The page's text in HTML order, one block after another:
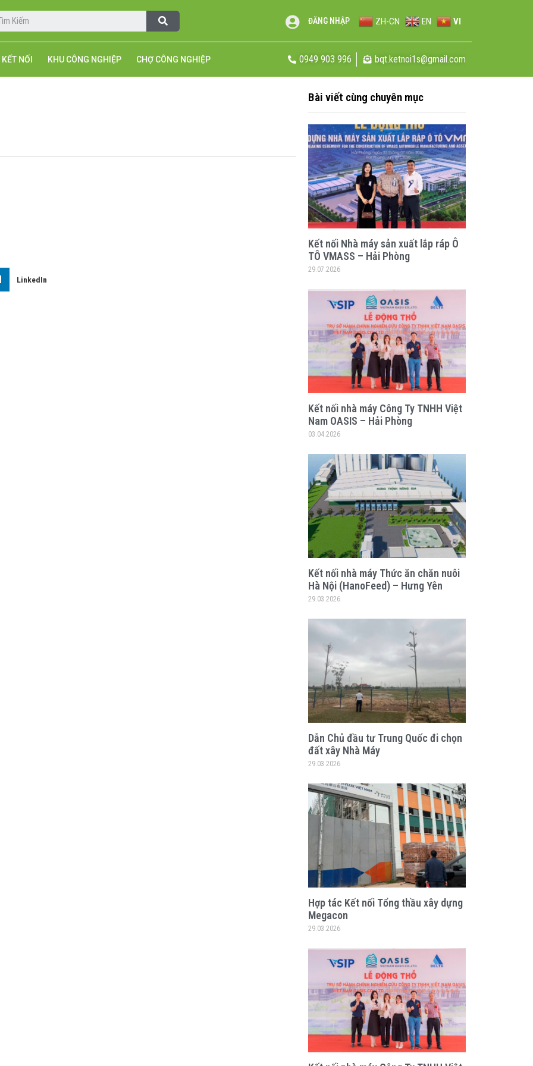
ĐĂNG NHẬP ZH-CN EN VI
KẾT NỐI KHU CÔNG NGHIỆP CHỢ CÔNG NGHIỆP 0949 903 996 bqt.ketnoi1s@gmail.com
LinkedIn
Bài viết cùng chuyên mục
Kết nối Nhà máy sản xuất lắp ráp Ô
TÔ VMASS – Hải Phòng
29.07.2026
Kết nối nhà máy Công Ty TNHH Việt
Nam OASIS – Hải Phòng
03.04.2026
Kết nối nhà máy Thức ăn chăn nuôi
Hà Nội (HanoFeed) – Hưng Yên
29.03.2026
Dẫn Chủ đầu tư Trung Quốc đi chọn
đất xây Nhà Máy
29.03.2026
Hợp tác Kết nối Tổng thầu xây dựng
Megacon
29.03.2026